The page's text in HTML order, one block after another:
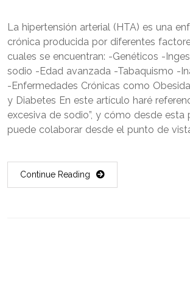
La hipertensión arterial (HTA) es una
crónica producida por diferentes
cuales se encuentran: -Genéticos -
sodio -Edad avanzada -Tabaquismo -
-Enfermedades Crónicas como
y Diabetes En este artículo haré
excesiva de sodio”, y cómo desde esta
puede colaborar desde el punto de
Continue Reading